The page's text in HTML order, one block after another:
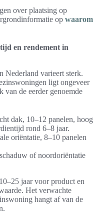
over plaatsing op
op waarom
en rendement in
Nederland varieert sterk.
ligt ongeveer
van de eerder genoemde
dak, 10–12 panelen, hoog
rond 6–8 jaar.
oriëntatie, 8–10 panelen
of noordoriëntatie
jaar voor product en
Het verwachte
hangt af van de